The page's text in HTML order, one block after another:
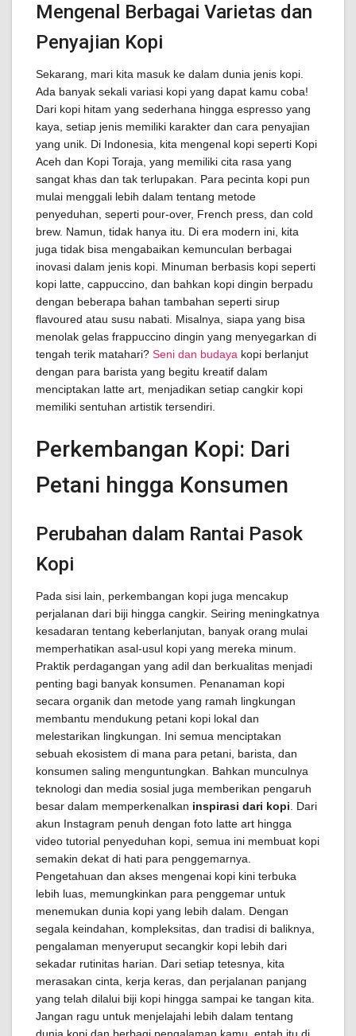
Mengenal Berbagai Varietas dan
Penyajian Kopi
Sekarang, mari kita masuk ke dalam dunia jenis kopi.
Ada banyak sekali variasi kopi yang dapat kamu coba!
Dari kopi hitam yang sederhana hingga espresso yang
kaya, setiap jenis memiliki karakter dan cara penyajian
yang unik. Di Indonesia, kita mengenal kopi seperti Kopi
Aceh dan Kopi Toraja, yang memiliki cita rasa yang
sangat khas dan tak terlupakan. Para pecinta kopi pun
mulai menggali lebih dalam tentang metode
penyeduhan, seperti pour-over, French press, dan cold
brew. Namun, tidak hanya itu. Di era modern ini, kita
juga tidak bisa mengabaikan kemunculan berbagai
inovasi dalam jenis kopi. Minuman berbasis kopi seperti
kopi latte, cappuccino, dan bahkan kopi dingin berpadu
dengan beberapa bahan tambahan seperti sirup
flavoured atau susu nabati. Misalnya, siapa yang bisa
menolak gelas frappuccino dingin yang menyegarkan di
tengah terik matahari? Seni dan budaya kopi berlanjut
dengan para barista yang begitu kreatif dalam
menciptakan latte art, menjadikan setiap cangkir kopi
memiliki sentuhan artistik tersendiri.
Perkembangan Kopi: Dari
Petani hingga Konsumen
Perubahan dalam Rantai Pasok
Kopi
Pada sisi lain, perkembangan kopi juga mencakup
perjalanan dari biji hingga cangkir. Seiring meningkatnya
kesadaran tentang keberlanjutan, banyak orang mulai
memperhatikan asal-usul kopi yang mereka minum.
Praktik perdagangan yang adil dan berkualitas menjadi
penting bagi banyak konsumen. Penanaman kopi
secara organik dan metode yang ramah lingkungan
membantu mendukung petani kopi lokal dan
melestarikan lingkungan. Ini semua menciptakan
sebuah ekosistem di mana para petani, barista, dan
konsumen saling menguntungkan. Bahkan munculnya
teknologi dan media sosial juga memberikan pengaruh
besar dalam memperkenalkan inspirasi dari kopi . Dari
akun Instagram penuh dengan foto latte art hingga
video tutorial penyeduhan kopi, semua ini membuat kopi
semakin dekat di hati para penggemarnya.
Pengetahuan dan akses mengenai kopi kini terbuka
lebih luas, memungkinkan para penggemar untuk
menemukan dunia kopi yang lebih dalam. Dengan
segala keindahan, kompleksitas, dan tradisi di baliknya,
pengalaman menyeruput secangkir kopi lebih dari
sekadar rutinitas harian. Dari setiap tetesnya, kita
merasakan cinta, kerja keras, dan perjalanan panjang
yang telah dilalui biji kopi hingga sampai ke tangan kita.
Jangan ragu untuk menjelajahi lebih dalam tentang